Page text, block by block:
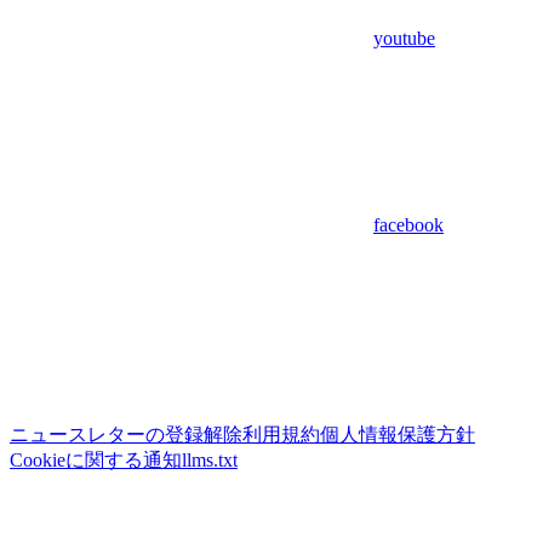
youtube
facebook
ニュースレターの登録解除利用規約個人情報保護方針
Cookieに関する通知llms.txt